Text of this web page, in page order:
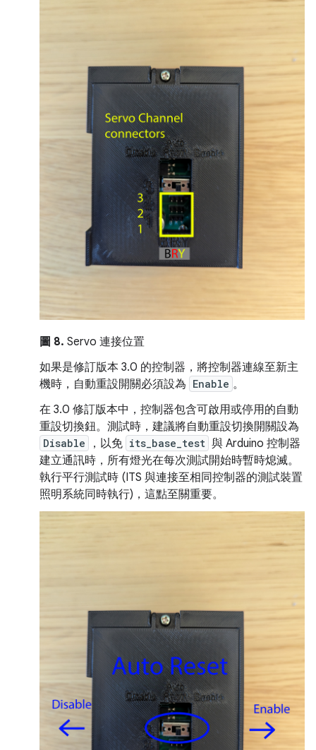
圖 8. Servo 連接位置
如果是修訂版本 3.0 的控制器，將控制器連線至新主
機時，自動重設開關必須設為 Enable 。
在 3.0 修訂版本中，控制器包含可啟用或停用的自動
重設切換鈕。測試時，建議將自動重設切換開關設為
Disable ，以免 its_base_test 與 Arduino 控制器
建立通訊時，所有燈光在每次測試開始時暫時熄滅。
執行平行測試時 (ITS 與連接至相同控制器的測試裝置
照明系統同時執行)，這點至關重要。